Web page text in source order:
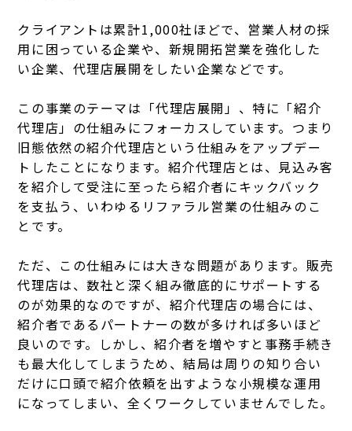
クライアントは累計1,000社ほどで、営業人材の採
用に困っている企業や、新規開拓営業を強化した
い企業、代理店展開をしたい企業などです。
この事業のテーマは「代理店展開」、特に「紹介
代理店」の仕組みにフォーカスしています。つまり
旧態依然の紹介代理店という仕組みをアップデー
トしたことになります。紹介代理店とは、見込み客
を紹介して受注に至ったら紹介者にキックバック
を支払う、いわゆるリファラル営業の仕組みのこ
とです。
ただ、この仕組みには大きな問題があります。販売
代理店は、数社と深く組み徹底的にサポートする
のが効果的なのですが、紹介代理店の場合には、
紹介者であるパートナーの数が多ければ多いほど
良いのです。しかし、紹介者を増やすと事務手続き
も最大化してしまうため、結局は周りの知り合い
だけに口頭で紹介依頼を出すような小規模な運用
になってしまい、全くワークしていませんでした。